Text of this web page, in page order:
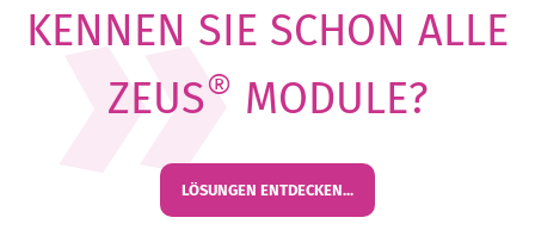
KENNEN SIE SCHON ALLE
ZEUS® MODULE?
LÖSUNGEN ENTDECKEN...